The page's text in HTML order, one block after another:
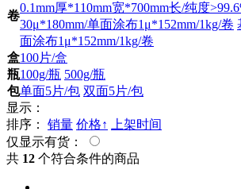
卷
0.1mm厚*110mm宽*700mm长/纯度
30μ*180mm/单面涂布1μ*152mm/1kg/卷
面涂布1μ*152mm/1kg/卷
盒100片/盒
瓶100g/瓶 500g/瓶
包单面5片/包 双面5片/包
显示：
排序：
销量 价格↑
上架时间
仅显示有货：
共 12 个符合条件的商品